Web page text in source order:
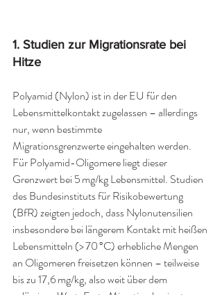
1. Studien zur Migrationsrate bei
Hitze
Polyamid (Nylon) ist in der EU für den
Lebensmittelkontakt zugelassen – allerdings
nur, wenn bestimmte
Migrationsgrenzwerte eingehalten werden.
Für Polyamid-Oligomere liegt dieser
Grenzwert bei 5 mg/kg Lebensmittel. Studien
des Bundesinstituts für Risikobewertung
(BfR) zeigten jedoch, dass Nylonutensilien
insbesondere bei längerem Kontakt mit heißen
Lebensmitteln (> 70 °C) erhebliche Mengen
an Oligomeren freisetzen können – teilweise
bis zu 17,6 mg/kg, also weit über dem